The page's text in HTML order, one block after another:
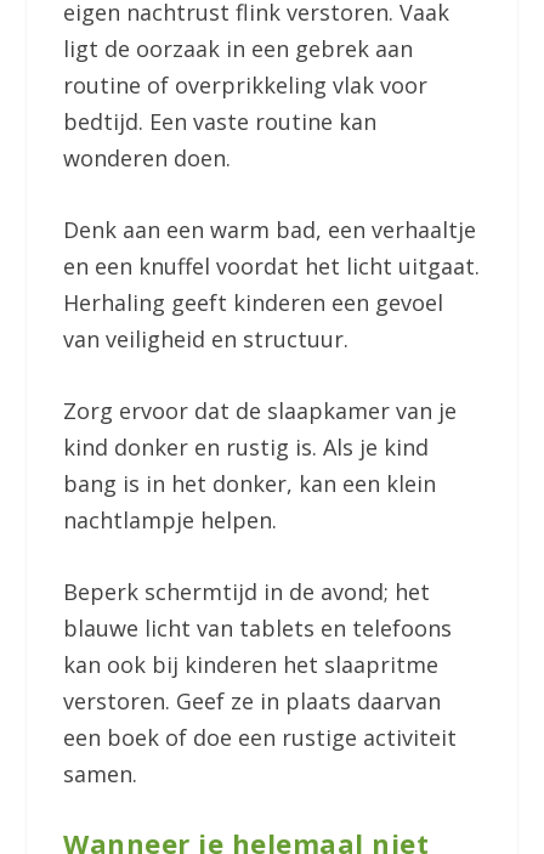
eigen nachtrust flink verstoren. Vaak
ligt de oorzaak in een gebrek aan
routine of overprikkeling vlak voor
bedtijd. Een vaste routine kan
wonderen doen.
Denk aan een warm bad, een verhaaltje
en een knuffel voordat het licht uitgaat.
Herhaling geeft kinderen een gevoel
van veiligheid en structuur.
Zorg ervoor dat de slaapkamer van je
kind donker en rustig is. Als je kind
bang is in het donker, kan een klein
nachtlampje helpen.
Beperk schermtijd in de avond; het
blauwe licht van tablets en telefoons
kan ook bij kinderen het slaapritme
verstoren. Geef ze in plaats daarvan
een boek of doe een rustige activiteit
samen.
Wanneer je helemaal niet